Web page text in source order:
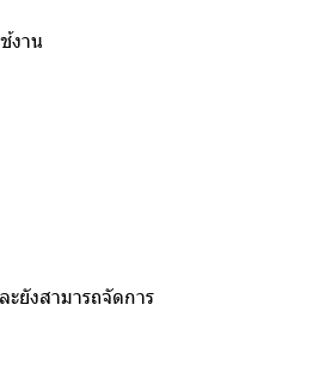
งาน
ยังสามารถจัดการ